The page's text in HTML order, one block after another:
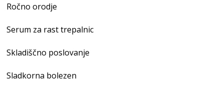
Ročno orodje
Serum za rast trepalnic
Skladiščno poslovanje
Sladkorna bolezen